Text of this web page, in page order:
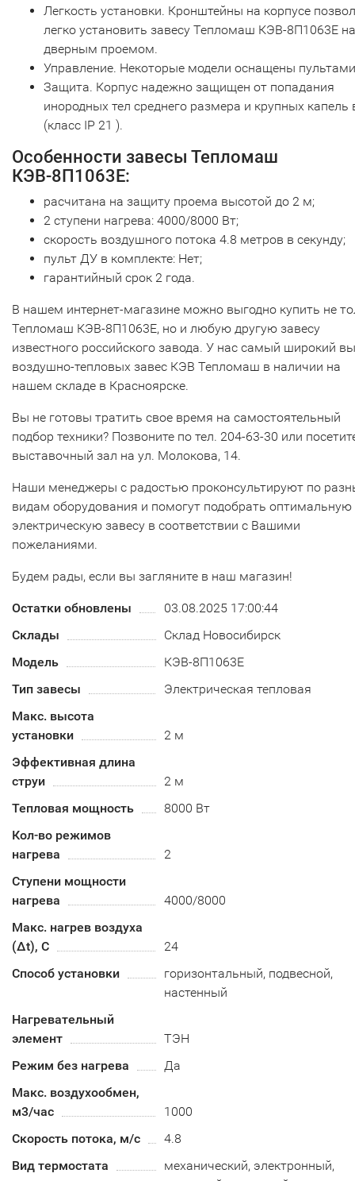
Легкость установки. Кронштейны на корпусе
легко установить завесу Тепломаш КЭВ-8П1063Е
дверным проемом.
Управление. Некоторые модели оснащены
Защита. Корпус надежно защищен от попадания
инородных тел среднего размера и крупных капель
(класс IP 21 ).
Особенности завесы Тепломаш
КЭВ-8П1063Е:
расчитана на защиту проема высотой до 2 м;
2 ступени нагрева: 4000/8000 Вт;
скорость воздушного потока 4.8 метров в секунду;
пульт ДУ в комплекте: Нет;
гарантийный срок 2 года.
В нашем интернет-магазине можно выгодно купить не
Тепломаш КЭВ-8П1063Е, но и любую другую завесу
известного российского завода. У нас самый широкий
воздушно-тепловых завес КЭВ Тепломаш в наличии на
нашем складе в Красноярске.
Вы не готовы тратить свое время на самостоятельный
подбор техники? Позвоните по тел. 204-63-30 или
выставочный зал на ул. Молокова, 14.
Наши менеджеры с радостью проконсультируют по
видам оборудования и помогут подобрать оптимальную
электрическую завесу в соответствии с Вашими
пожеланиями.
Будем рады, если вы загляните в наш магазин!
Остатки обновлены
03.08.2025 17:00:44
Склады
Склад Новосибирск
Модель
КЭВ-8П1063Е
Тип завесы
Электрическая тепловая
Макс. высота
установки
2 м
Эффективная длина
струи
2 м
Тепловая мощность
8000 Вт
Кол-во режимов
нагрева
2
Ступени мощности
нагрева
4000/8000
Макс. нагрев воздуха
(Δt), C
24
Способ установки
горизонтальный, подвесной,
настенный
Нагревательный
элемент
ТЭН
Режим без нагрева
Да
Макс. воздухообмен,
м3/час
1000
Скорость потока, м/с
4.8
Вид термостата
механический, электронный,